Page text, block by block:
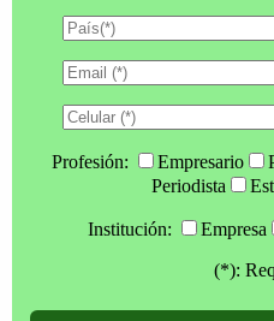
Profesión: Empresario
Periodista
Institución: Empresa
(*):